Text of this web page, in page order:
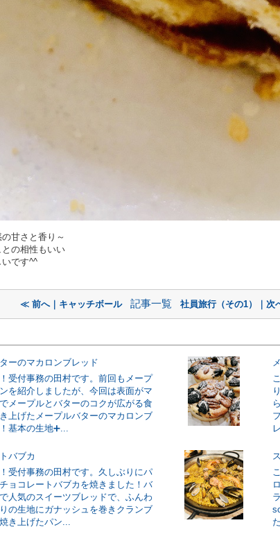
甘さと香り～
の相性もいい
です^^
≪ 前へ｜キャッチボール 記事一覧 社員旅行（その1）｜
ーのマカロンブレッド
受付事務の田村です。前回もメープ
を紹介しましたが、今回は表面がマ
メープルとバターのコクが広がる食
上げたメープルバターのマカロンブ
基本の生地➕...
バブカ
受付事務の田村です。久しぶりにパ
ョコレートバブカを焼きました！バ
人気のスイーツブレッドで、ふんわ
の生地にガナッシュを巻きクランブ
き上げたパン...